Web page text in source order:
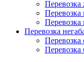
Перевозка
Перевозка
Перевозка
Перевозка